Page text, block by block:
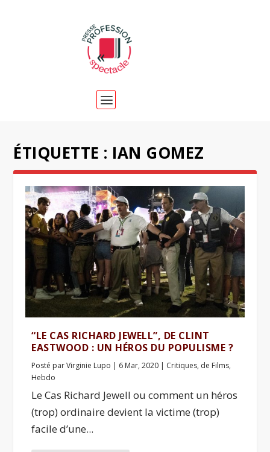
ÉTIQUETTE : IAN GOMEZ
“LE CAS RICHARD JEWELL”, DE CLINT
EASTWOOD : UN HÉROS DU POPULISME ?
Posté parVirginie Lupo | 6 Mar, 2020 | Critiques, de Films,
Hebdo
Le Cas Richard Jewell ou comment un héros
(trop) ordinaire devient la victime (trop)
facile d’une...